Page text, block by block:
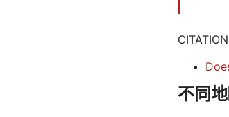
CITATION
不同